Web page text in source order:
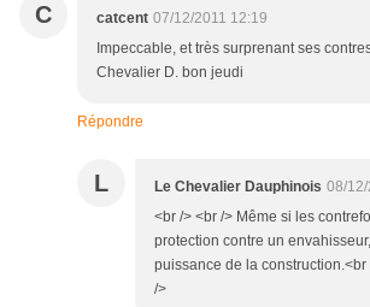
C catcent 07/12/2011 12:19
Impeccable, et très surprenant ses
Chevalier D. bon jeudi
Répondre
L Le Chevalier Dauphinois 08/
<br /> <br /> Même si les
protection contre un
puissance de la construction.<br
/>